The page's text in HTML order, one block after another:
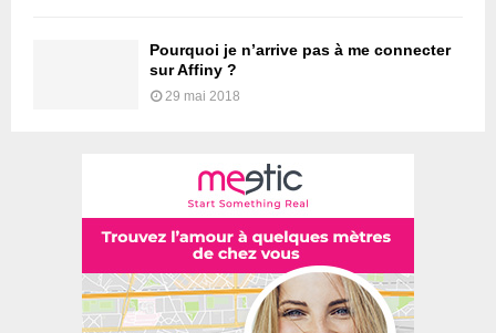
Pourquoi je n’arrive pas à me connecter
sur Affiny ?
29 mai 2018